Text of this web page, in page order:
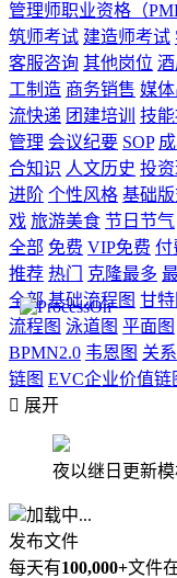
管理师职业资格（
筑师考试 建造师考试
客服咨询 其他岗位
工制造 商务销售 媒
流快递 团建培训 技
管理 会议纪要 SOP
合知识 人文历史 投
进阶 个性风格 基础
戏 旅游美食 节日节气
全部 免费 VIP免费 付
推荐 热门 克隆最多
全部 基础流程图 甘特
流程图 泳道图 平面图
BPMN2.0 韦恩图 关
链图 EVC企业价值链
 展开
夜以继日更新模
加载中...
发布文件
每天有100,000+文件